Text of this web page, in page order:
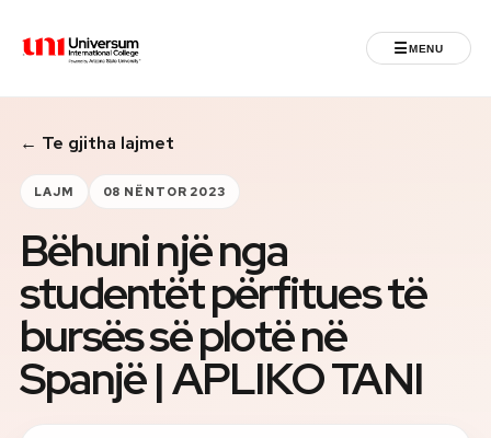
Universum University ☰MENU
MENU
Ballina
Regjistrimet
Programet
Jeta Studentore
← Te gjitha lajmet
LAJM 08 NËNTOR 2023
Bëhuni një nga
studentët përfitues të
bursës së plotë në
Spanjë | APLIKO TANI